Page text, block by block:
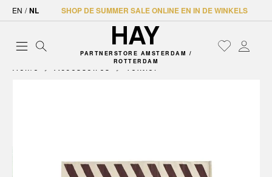
EN / NL SHOP DE SUMMER SALE ONLINE EN IN DE WINKELS
PARTNERSTORE AMSTERDAM /
ROTTERDAM
Home Accessoires Textiel